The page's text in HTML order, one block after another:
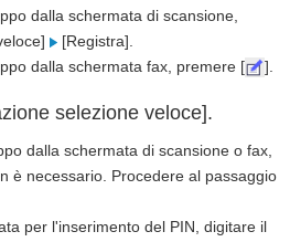
dalla schermata di scansione,
[Registra].
dalla schermata fax, premere [
].
selezione veloce].
dalla schermata di scansione o fax,
è necessario. Procedere al passaggio
per l'inserimento del PIN, digitare il